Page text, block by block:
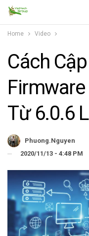
Home Video
Cách
Từ 6.0.6
Phuong.nguyen
2020/11/13 - 4:48 PM